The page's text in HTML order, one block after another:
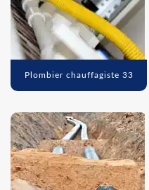
Plombier chauffagiste 33